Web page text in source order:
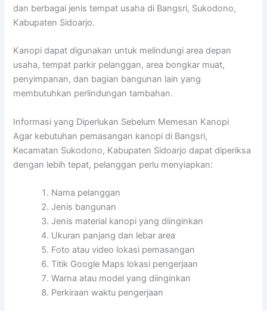
dan berbagai jenis tempat usaha di Bangsri, Sukodono,
Kabupaten Sidoarjo.
Kanopi dapat digunakan untuk melindungi area depan
usaha, tempat parkir pelanggan, area bongkar muat,
penyimpanan, dan bagian bangunan lain yang
membutuhkan perlindungan tambahan.
Informasi yang Diperlukan Sebelum Memesan Kanopi
Agar kebutuhan pemasangan kanopi di Bangsri,
Kecamatan Sukodono, Kabupaten Sidoarjo dapat diperiksa
dengan lebih tepat, pelanggan perlu menyiapkan:
Nama pelanggan
Jenis bangunan
Jenis material kanopi yang diinginkan
Ukuran panjang dan lebar area
Foto atau video lokasi pemasangan
Titik Google Maps lokasi pengerjaan
Warna atau model yang diinginkan
Perkiraan waktu pengerjaan